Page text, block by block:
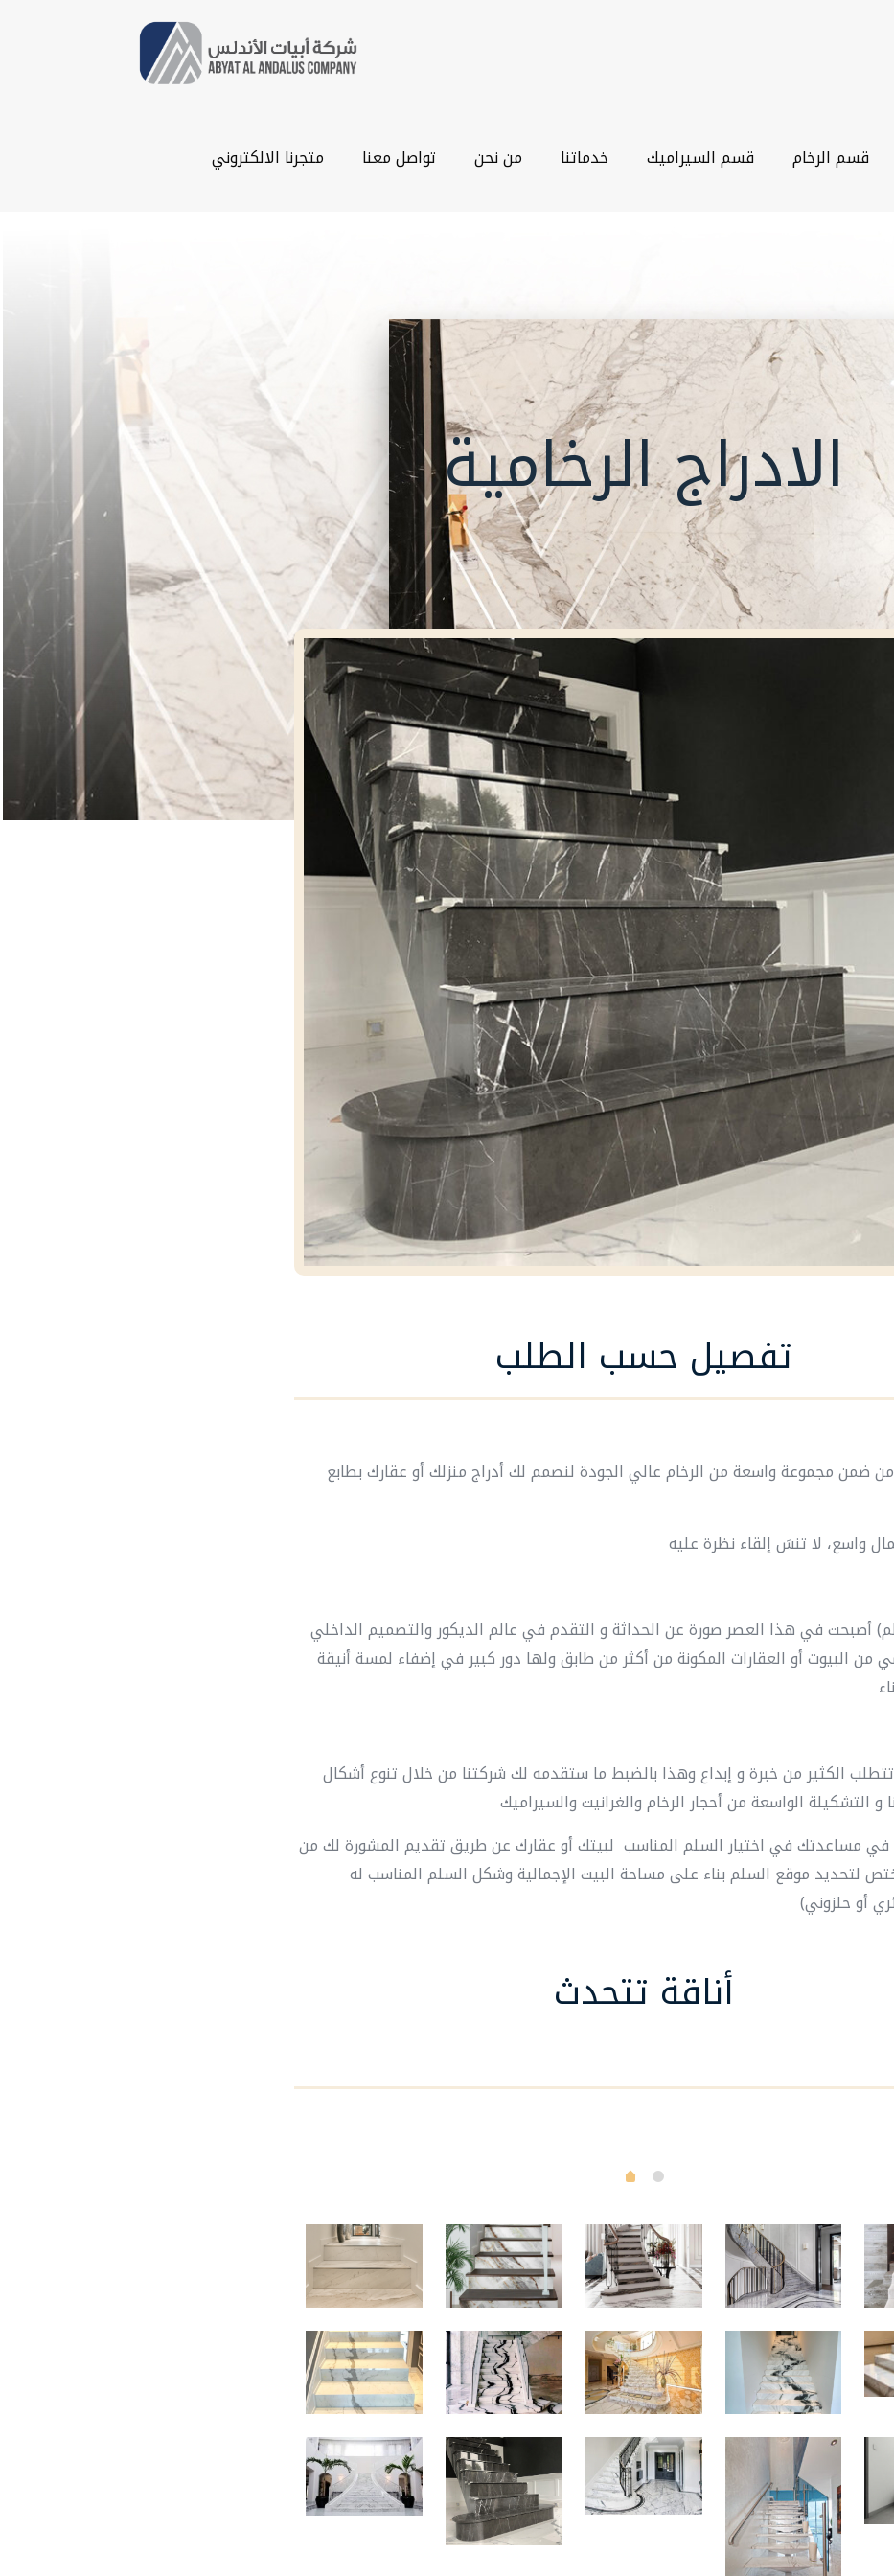
متجرنا الالكتروني تواصل معنا من نحن خدماتنا قسم السيراميك قسم الرخام
الادراج الرخامية
تفصيل حسب الطلب
من ضمن مجموعة واسعة من الرخام عالي الجودة لنصمم لك أدراج منزلك أو عقارك بطابع
أصبحت في هذا العصر صورة عن الحداثة و التقدم في عالم الديكور والتصميم الداخلي
البيوت أو العقارات المكونة من أكثر من طابق ولها دور كبير في إضفاء لمسة أنيقة
الكثير من خبرة و إبداع وهذا بالضبط ما ستقدمه لك شركتنا من خلال تنوع أشكال
في مساعدتك في اختيار السلم المناسب لبيتك أو عقارك عن طريق تقديم المشورة لك من
لتحديد موقع السلم بناء على مساحة البيت الإجمالية وشكل السلم المناسب له
أو حلزوني)
أناقة تتحدث